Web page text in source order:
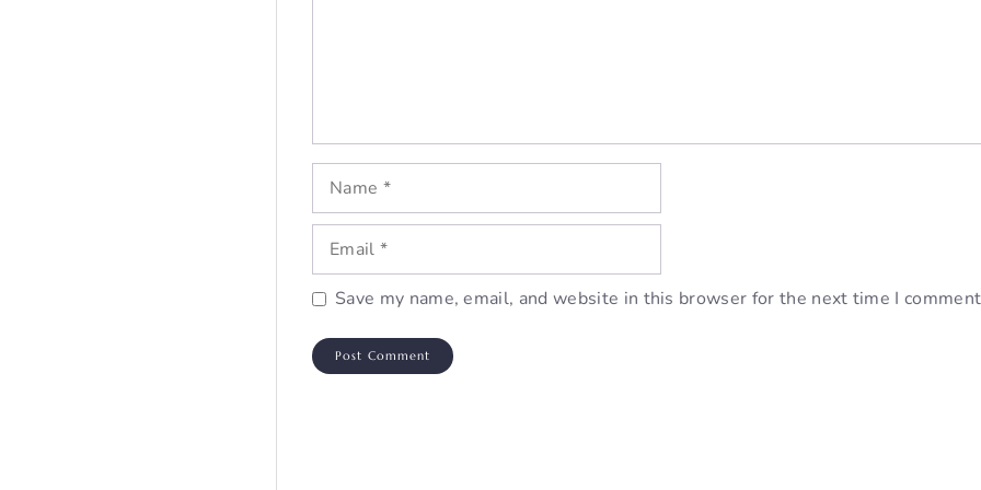
Name
Email
Save my name, email, and website in this browser for the next time I